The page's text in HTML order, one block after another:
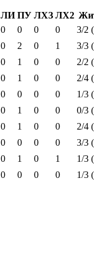
ЛИ ПУ ЛХЗ ЛХ2
0 0 0 0
3/2
0 2 0 1
3/3
0 1 0 0
2/2
0 1 0 0
2/4
0 0 0 0
1/3
0 1 0 0
0/3
0 1 0 0
2/4
0 0 0 0
3/3
0 1 0 1
1/3
0 0 0 0 1/3